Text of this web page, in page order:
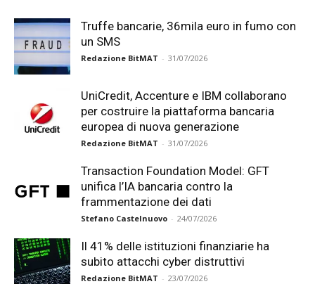
Truffe bancarie, 36mila euro in fumo con
un SMS
Redazione BitMAT - 31/07/2026
UniCredit, Accenture e IBM collaborano
per costruire la piattaforma bancaria
europea di nuova generazione
Redazione BitMAT - 31/07/2026
Transaction Foundation Model: GFT
unifica l’IA bancaria contro la
frammentazione dei dati
Stefano Castelnuovo - 24/07/2026
Il 41% delle istituzioni finanziarie ha
subito attacchi cyber distruttivi
Redazione BitMAT - 23/07/2026